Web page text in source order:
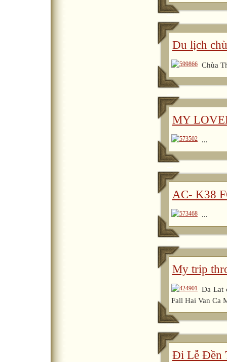
Du lịch
Chùa
MY
...
AC- K38
...
My trip
Da Lat
Fall Hai Van Ca
Đi Lễ Đền